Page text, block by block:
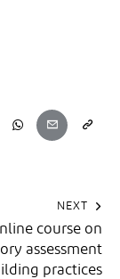
NEXT
course on
assessment
practices